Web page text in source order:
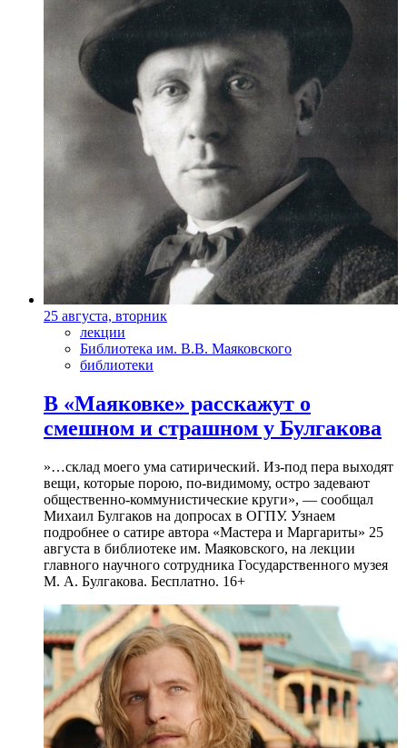
25 августа, вторник
лекции
Библиотека им. В.В. Маяковского
библиотеки
В «Маяковке» расскажут о
смешном и страшном у Булгакова
»…склад моего ума сатирический. Из-под пера выходят
вещи, которые порою, по-видимому, остро задевают
общественно-коммунистические круги», — сообщал
Михаил Булгаков на допросах в ОГПУ. Узнаем
подробнее о сатире автора «Мастера и Маргариты» 25
августа в библиотеке им. Маяковского, на лекции
главного научного сотрудника Государственного музея
М. А. Булгакова. Бесплатно. 16+